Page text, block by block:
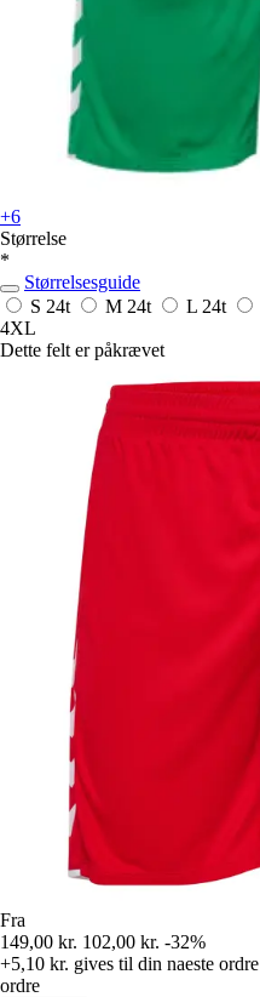
+6
Størrelse
*
Størrelsesguide
S 24t M 24t L 24t
4XL
Dette felt er påkrævet
Fra
149,00 kr. 102,00 kr. -32%
+5,10 kr. gives til din naeste ordre
ordre